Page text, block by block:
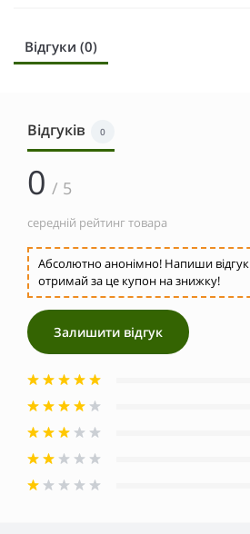
Відгуки (0)
Відгуків 0
0 / 5
середній рейтинг товара
Абсолютно анонімно! Напиши відгук
отримай за це купон на знижку!
Залишити відгук